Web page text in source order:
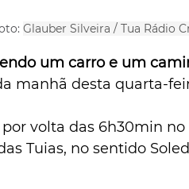
Glauber Silveira / Tua Rádio
um carro e um
manhã desta quarta-
volta das 6h30min no
Tuias, no sentido